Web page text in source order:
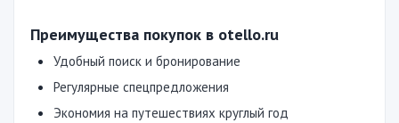
Преимущества покупок в otello.ru
Удобный поиск и бронирование
Регулярные спецпредложения
Экономия на путешествиях круглый год